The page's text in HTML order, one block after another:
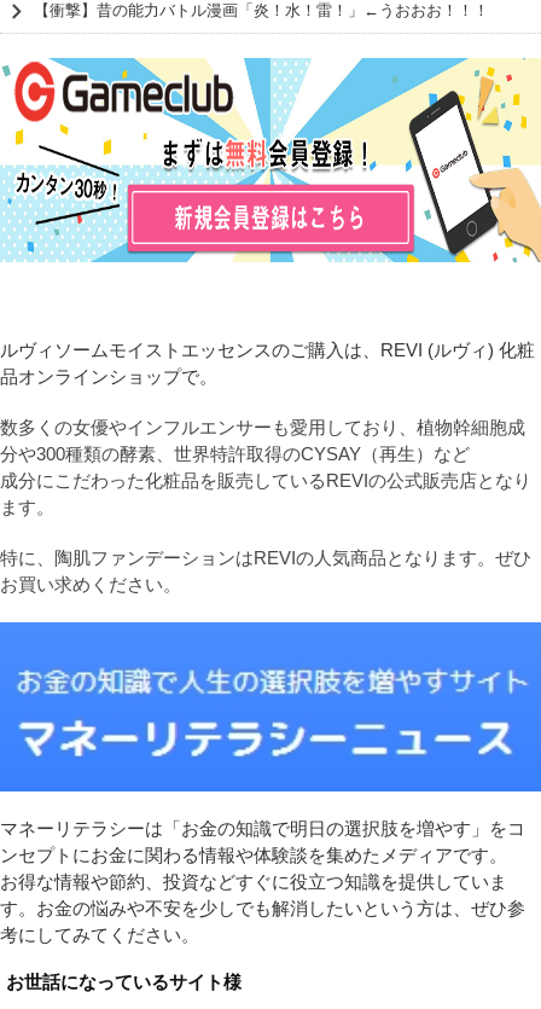
【衝撃】昔の能力バトル漫画「炎！水！雷！」←うおおお！！！
ルヴィソームモイストエッセンスのご購入は、REVI (ルヴィ) 化粧
品オンラインショップで。
数多くの女優やインフルエンサーも愛用しており、植物幹細胞成
分や300種類の酵素、世界特許取得のCYSAY（再生）など
成分にこだわった化粧品を販売しているREVIの公式販売店となり
ます。
特に、陶肌ファンデーションはREVIの人気商品となります。ぜひ
お買い求めください。
マネーリテラシーは「お金の知識で明日の選択肢を増やす」をコ
ンセプトにお金に関わる情報や体験談を集めたメディアです。
お得な情報や節約、投資などすぐに役立つ知識を提供していま
す。お金の悩みや不安を少しでも解消したいという方は、ぜひ参
考にしてみてください。
お世話になっているサイト様